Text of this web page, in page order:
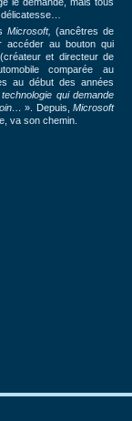
Microsoft, (ancêtres de
accéder au bouton qui
et directeur de
comparée au
au début des années
qui demande
». Depuis,Microsoft
va son chemin.